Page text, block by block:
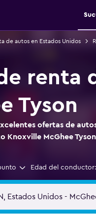
de autos en Estados Unidos
renta
Tyson
ofertas de
Knoxville McGhee Tyson
Edad del conductor: